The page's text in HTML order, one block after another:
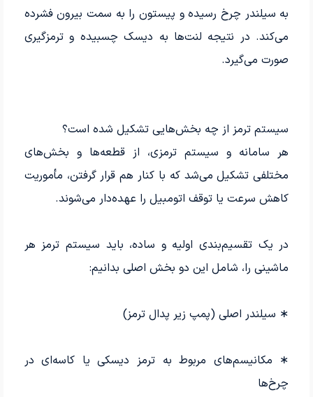
به سیلندر چرخ رسیده و پیستون را به سمت بیرون فشرده
می‌کند. در نتیجه لنت‌ها به دیسک چسبیده و ترمزگیری
صورت می‌گیرد.
سیستم ترمز از چه بخش‌هایی تشکیل شده است؟
هر سامانه و سیستم ترمزی، از قطعه‌ها و بخش‌های
مختلفی تشکیل می‌شد که با کنار هم قرار گرفتن، مأموریت
کاهش سرعت یا توقف اتومبیل را عهده‌دار می‌شوند.
در یک تقسیم‌بندی اولیه و ساده، باید سیستم ترمز هر
ماشینی را، شامل این دو بخش اصلی بدانیم:
∗ سیلندر اصلی (پمپ زیر پدال ترمز)
∗ مکانیسم‌های مربوط به ترمز دیسکی یا کاسه‌ای در
چرخ‌ها